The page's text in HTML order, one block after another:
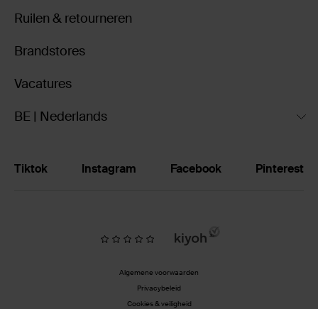
Ruilen & retourneren
Brandstores
Vacatures
BE | Nederlands
Tiktok Instagram Facebook Pinterest
Algemene voorwaarden
Privacybeleid
Cookies & veiligheid